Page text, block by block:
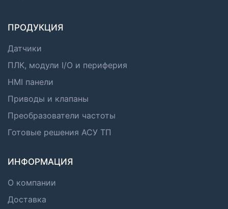
ПРОДУКЦИЯ
Датчики
ПЛК, модули I/O и периферия
HMI панели
Приводы и клапаны
Преобразователи частоты
Готовые решения АСУ ТП
ИНФОРМАЦИЯ
О компании
Доставка